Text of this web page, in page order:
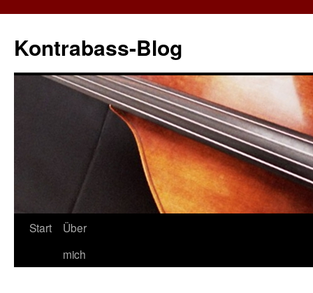
springen
Kontrabass-Blog
Start
Über
mich